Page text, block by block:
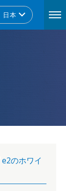
日本
e2のホワイ